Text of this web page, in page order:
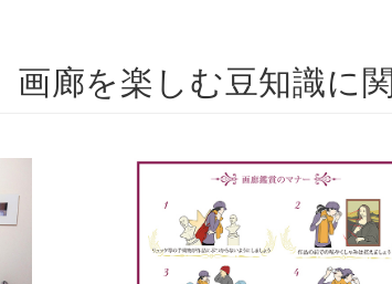
画廊を楽しむ豆知識に